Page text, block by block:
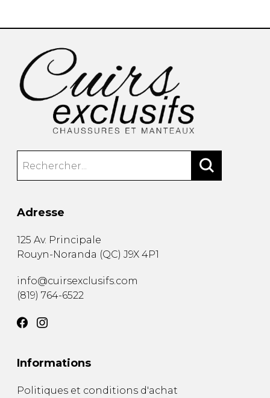
Adresse
125 Av. Principale
Rouyn-Noranda (QC) J9X 4P1
info@cuirsexclusifs.com
(819) 764-6522
Informations
Politiques et conditions d'achat